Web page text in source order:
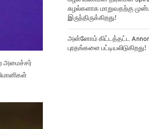
அமைச்சர்
சுழல்களாக மாறுவதற்கு
இருந்திருக்கிறது!
அன்னோம் கிட்டத்தட்ட
புரதங்களை பட்டியலிடுகிறது!